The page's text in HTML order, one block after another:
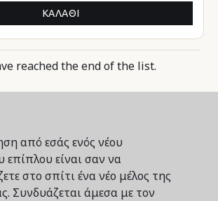
ΚΑΛΆΘΙ
reached the end of the list.
από εσάς ενός νέου
επίπλου είναι σαν να
στο σπίτι ένα νέο μέλος της
Συνδυάζεται άμεσα με τον